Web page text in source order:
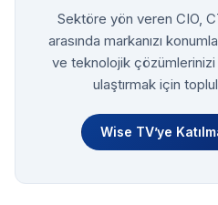
Sektöre yön veren CIO,
arasında markanızı
ve teknolojik
ulaştırmak için
Wise TV’ye